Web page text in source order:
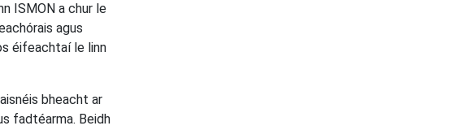
ISMON a chur le
agus
éifeachtaí le linn
bheacht ar
fadtéarma. Beidh